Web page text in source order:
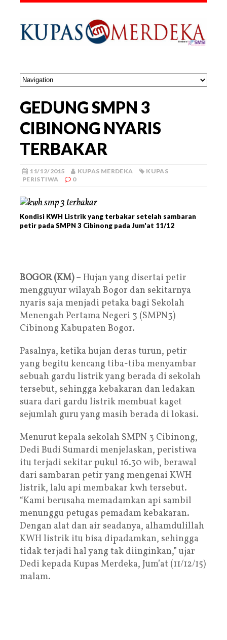
GEDUNG SMPN 3
CIBINONG NYARIS
TERBAKAR
11/12/2015 KUPAS MERDEKA
KUPAS
PERISTIWA
0
Kondisi KWH Listrik yang terbakar setelah sambaran
petir pada SMPN 3 Cibinong pada Jum'at 11/12
BOGOR (KM)– Hujan yang disertai petir
mengguyur wilayah Bogor dan sekitarnya
nyaris saja menjadi petaka bagi Sekolah
Menengah Pertama Negeri 3 (SMPN3)
Cibinong Kabupaten Bogor.
Pasalnya, ketika hujan deras turun, petir
yang begitu kencang tiba-tiba menyambar
sebuah gardu listrik yang berada di sekolah
tersebut, sehingga kebakaran dan ledakan
suara dari gardu listrik membuat kaget
sejumlah guru yang masih berada di lokasi.
Menurut kepala sekolah SMPN 3 Cibinong,
Dedi Budi Sumardi menjelaskan, peristiwa
itu terjadi sekitar pukul 16.30 wib, berawal
dari sambaran petir yang mengenai KWH
listrik, lalu api membakar kwh tersebut.
“Kami berusaha memadamkan api sambil
menunggu petugas pemadam kebakaran.
Dengan alat dan air seadanya, alhamdulillah
KWH listrik itu bisa dipadamkan, sehingga
tidak terjadi hal yang tak diinginkan,” ujar
Dedi kepada Kupas Merdeka, Jum’at (11/12/15)
malam.